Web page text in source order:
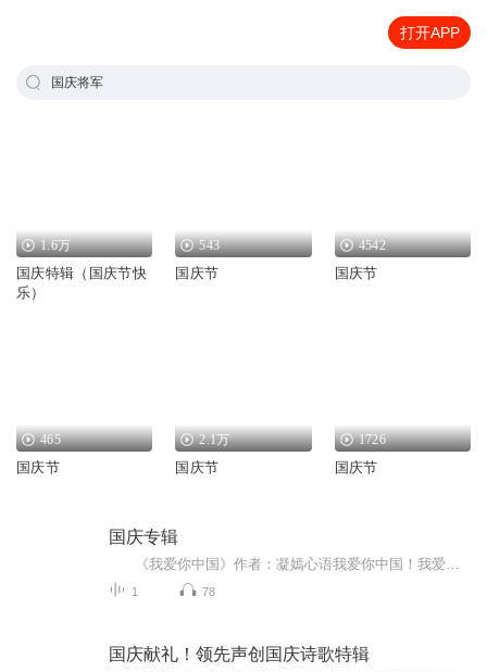
打开APP
国庆将军
1.6万
国庆特辑（国庆节快
乐）
543
国庆节
4542
国庆节
465
国庆节
2.1万
国庆节
1726
国庆节
国庆专辑
1 78
国庆献礼！领先声创国庆诗歌特辑